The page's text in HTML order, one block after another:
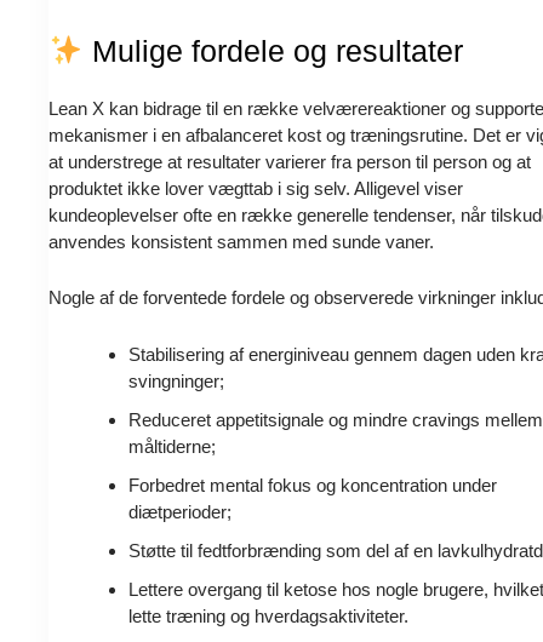
Mulige fordele og resultater
Lean X kan bidrage til en række velværereaktioner og
mekanismer i en afbalanceret kost og træningsrutine. Det er
at understrege at resultater varierer fra person til person og at
produktet ikke lover vægttab i sig selv. Alligevel viser
kundeoplevelser ofte en række generelle tendenser, når
anvendes konsistent sammen med sunde vaner.
Nogle af de forventede fordele og observerede virkninger
Stabilisering af energiniveau gennem dagen uden
svingninger;
Reduceret appetitsignale og mindre cravings mellem
måltiderne;
Forbedret mental fokus og koncentration under
diætperioder;
Støtte til fedtforbrænding som del af en
Lettere overgang til ketose hos nogle brugere,
lette træning og hverdagsaktiviteter.